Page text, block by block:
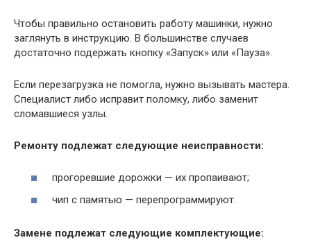
Чтобы правильно остановить работу машинки, нужно
заглянуть в инструкцию. В большинстве случаев
достаточно подержать кнопку «Запуск» или «Пауза».
Если перезагрузка не помогла, нужно вызывать мастера.
Специалист либо исправит поломку, либо заменит
сломавшиеся узлы.
Ремонту подлежат следующие неисправности:
прогоревшие дорожки — их пропаивают;
чип с памятью — перепрограммируют.
Замене подлежат следующие комплектующие: